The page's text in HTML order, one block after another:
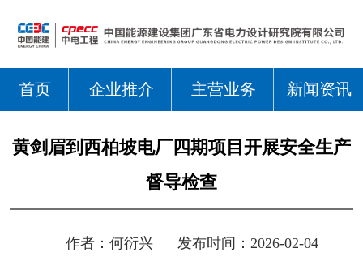
首页 企业推介 主营业务 新闻资讯
黄剑眉到西柏坡电厂四期项目开展安全生产
督导检查
作者： 何衍兴 发布时间：2026-02-04